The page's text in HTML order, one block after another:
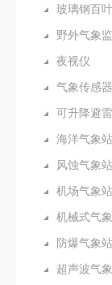
玻璃钢百
野外气象
夜视仪
气象传感器
可升降避
海洋气象站
风蚀气象站
机场气象站
机械式气
防爆气象站
超声波气